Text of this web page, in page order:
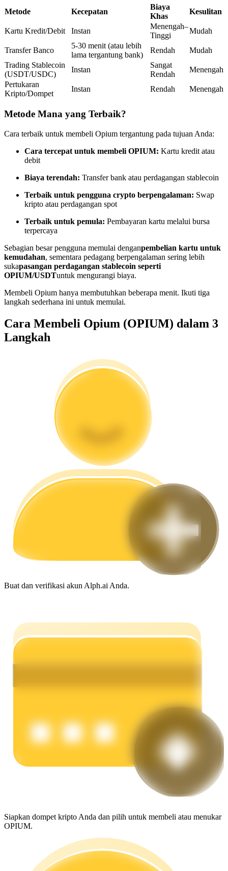
Copy Trading
Bergabunglah dengan pedagang top
Menjadi Pedagang Salinan
Analisis data besar termasuk info perdagangan, dll.
Panduan Pemula Berjangka
Strategi perdagangan
Pelajari cara untuk tetap menghasilkan keuntungan
Menghasilkan
Babi Kekuatan
Dapatkan imbalan kompetitif setiap hari
Metode Kecepatan
Biaya
Khas
Kesulitan
Kartu Kredit/Debit Instan
Menengah–
Tinggi
Mudah
Transfer Banco
5-30 menit (atau lebih
lama tergantung bank)
Rendah
Mudah
Trading Stablecoin
(USDT/USDC)
Instan
Sangat
Rendah
Menengah
Pertukaran
Kripto/Dompet
Instan Rendah Menengah
Metode Mana yang Terbaik?
Cara terbaik untuk membeli Opium tergantung pada tujuan Anda:
Cara tercepat untuk membeli OPIUM: Kartu kredit atau
debit
Biaya terendah: Transfer bank atau perdagangan stablecoin
Terbaik untuk pengguna crypto berpengalaman: Swap
kripto atau perdagangan spot
Terbaik untuk pemula: Pembayaran kartu melalui bursa
terpercaya
Sebagian besar pengguna memulai denganpembelian kartu untuk
kemudahan, sementara pedagang berpengalaman sering lebih
sukapasangan perdagangan stablecoin seperti
OPIUM/USDTuntuk mengurangi biaya.
Membeli Opium hanya membutuhkan beberapa menit. Ikuti tiga
langkah sederhana ini untuk memulai.
Cara Membeli Opium (OPIUM) dalam 3
Langkah
Buat dan verifikasi akun Alph.ai Anda.
Siapkan dompet kripto Anda dan pilih untuk membeli atau menukar
OPIUM.